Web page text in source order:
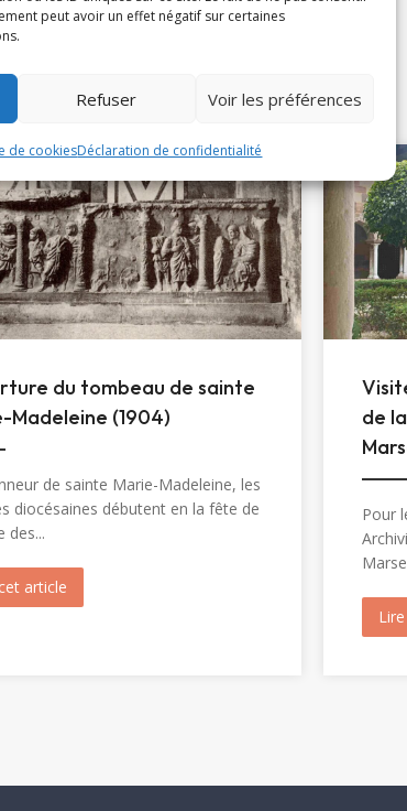
peut avoir un effet négatif sur certaines
Refuser Voir les préférences
de cookiesDéclaration de confidentialité
À la une
du tombeau de sainte
Madeleine (1904)
de sainte Marie-Madeleine, les
diocésaines débutent en la fête de
des...
article
de
Pour